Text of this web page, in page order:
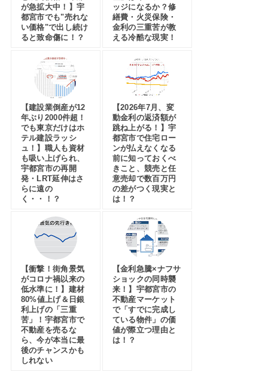
が急拡大中！】宇
都宮市でも"売れな
い価格"で出し続け
ると致命傷に！？
ッジになるか？修
繕費・火災保険・
金利の三重苦が教
える冷酷な現実！
【建設業倒産が12
年ぶり2000件超！
でも東京だけはホ
テル建設ラッシ
ュ！】職人も資材
も吸い上げられ、
宇都宮市の再開
発・LRT延伸はさ
らに遠の
く・・！？
【2026年7月、変
動金利の返済額が
跳ね上がる！】宇
都宮市で住宅ロー
ンが払えなくなる
前に知っておくべ
きこと、競売と任
意売却で数百万円
の差がつく現実と
は！？
【衝撃！街角景気
がコロナ禍以来の
低水準に！】建材
80%値上げ＆日銀
利上げの「三重
苦」！宇都宮市で
不動産を売るな
ら、今が本当に最
後のチャンスかも
しれない
【金利急騰×ナフサ
ショックの同時襲
来！】宇都宮市の
不動産マーケット
で「すでに完成し
ている物件」の価
値が際立つ理由と
は！？